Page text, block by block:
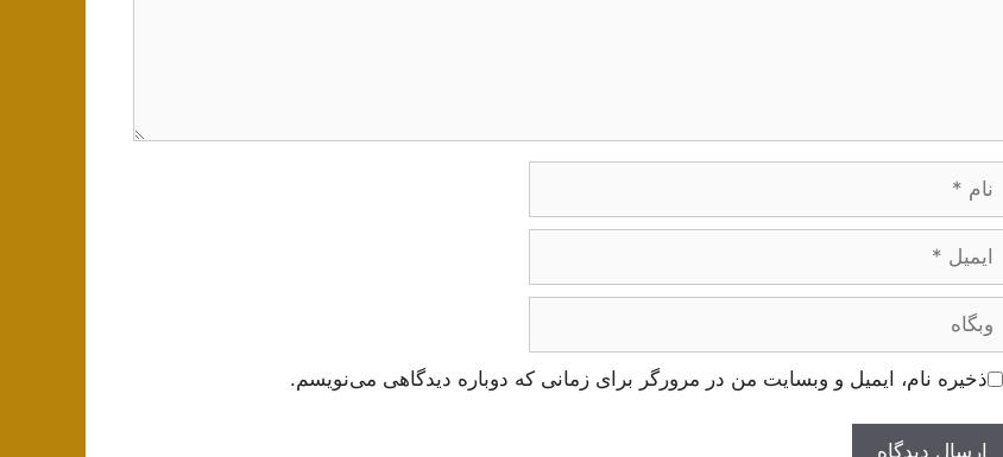
وبگاه
ذخیره نام، ایمیل و وبسایت من در مرورگر برای زمانی که دوباره دیدگاهی می‌نویسم.